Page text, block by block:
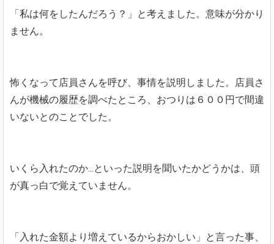
「私は何をしたんだろう？」と考えました。意味が分かり
ません。
怖くなって店員さんを呼び、事情を説明しました。店員さ
んが機械の履歴を調べたところ、おつりは６００円で間違
いないとのことでした。
いくら入れたのか...といった説明を聞いたかどうかは、頭
が真っ白で覚えていません。
「入れた金額より増えているからおかしい」と言った事、